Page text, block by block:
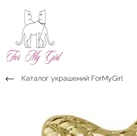
Каталог украшений ForMyGirl